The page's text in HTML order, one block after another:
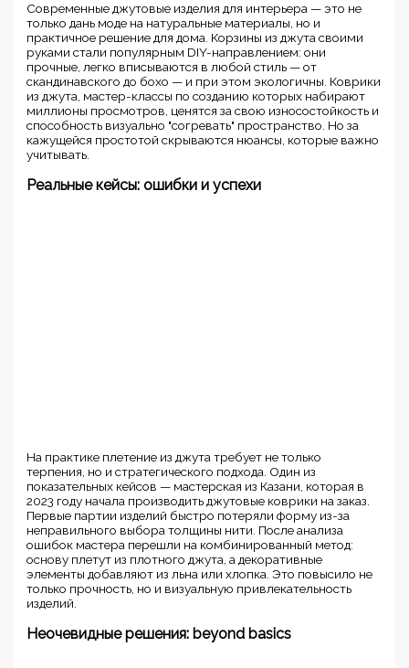
Современные джутовые изделия для интерьера — это не
только дань моде на натуральные материалы, но и
практичное решение для дома. Корзины из джута своими
руками стали популярным DIY-направлением: они
прочные, легко вписываются в любой стиль — от
скандинавского до бохо — и при этом экологичны. Коврики
из джута, мастер-классы по созданию которых набирают
миллионы просмотров, ценятся за свою износостойкость и
способность визуально "согревать" пространство. Но за
кажущейся простотой скрываются нюансы, которые важно
учитывать.
Реальные кейсы: ошибки и успехи
На практике плетение из джута требует не только
терпения, но и стратегического подхода. Один из
показательных кейсов — мастерская из Казани, которая в
2023 году начала производить джутовые коврики на заказ.
Первые партии изделий быстро потеряли форму из-за
неправильного выбора толщины нити. После анализа
ошибок мастера перешли на комбинированный метод:
основу плетут из плотного джута, а декоративные
элементы добавляют из льна или хлопка. Это повысило не
только прочность, но и визуальную привлекательность
изделий.
Неочевидные решения: beyond basics